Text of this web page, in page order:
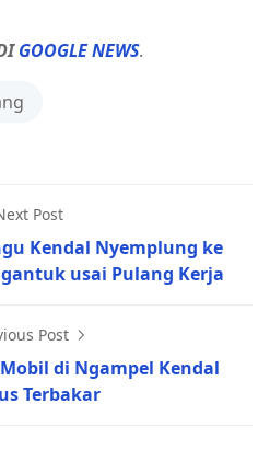
GOOGLE NEWS.
Post
Kendal Nyemplung ke
usai Pulang Kerja
Post
di Ngampel Kendal
Terbakar